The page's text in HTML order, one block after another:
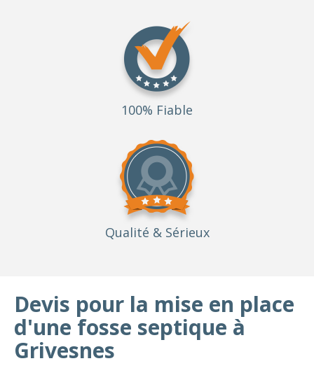
100% Fiable
Qualité & Sérieux
Devis pour la mise en place
d'une fosse septique à
Grivesnes